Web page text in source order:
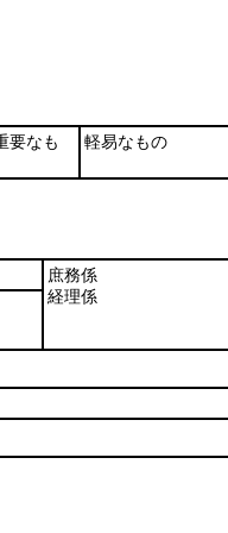
要なも 軽易なもの
庶務係
経理係